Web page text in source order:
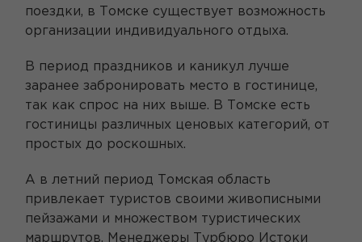
поездки, в Томске существует возможность
организации индивидуального отдыха.
В период праздников и каникул лучше
заранее забронировать место в гостинице,
так как спрос на них выше. В Томске есть
гостиницы различных ценовых категорий, от
простых до роскошных.
А в летний период Томская область
привлекает туристов своими живописными
пейзажами и множеством туристических
маршрутов. Менеджеры Турбюро Истоки